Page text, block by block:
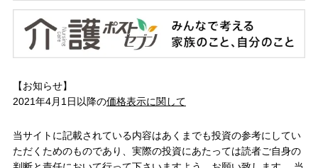
【お知らせ】
2021年4月1日以降の価格表示に関して
当サイトに記載されている内容はあくまでも投資の参考にしてい
ただくためのものであり、実際の投資にあたっては読者ご自身の